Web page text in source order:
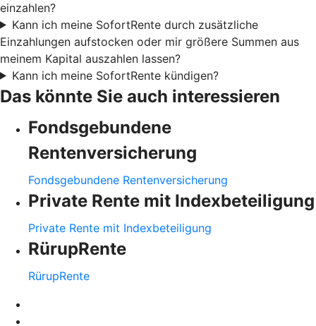
einzahlen?
Kann ich meine SofortRente durch zusätzliche
Einzahlungen aufstocken oder mir größere Summen aus
meinem Kapital auszahlen lassen?
Kann ich meine SofortRente kündigen?
Das könnte Sie auch interessieren
Fondsgebundene
Rentenversicherung
Fondsgebundene Rentenversicherung
Private Rente mit Indexbeteiligung
Private Rente mit Indexbeteiligung
RürupRente
RürupRente